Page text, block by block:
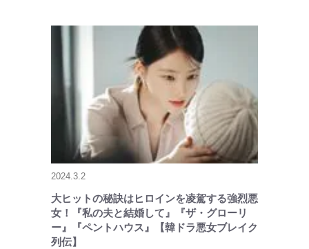
2024.3.2
大ヒットの秘訣はヒロインを凌駕する強烈悪
女！『私の夫と結婚して』『ザ・グローリ
ー』『ペントハウス』【韓ドラ悪女ブレイク
列伝】